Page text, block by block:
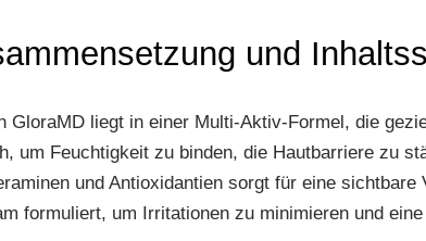
und
GloraMD liegt in einer Multi-Aktiv-Formel, die
um Feuchtigkeit zu binden, die Hautbarriere zu
und Antioxidantien sorgt für eine
formuliert, um Irritationen zu minimieren und